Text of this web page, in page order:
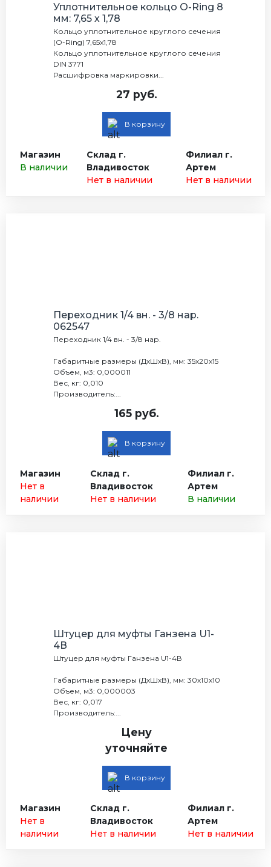
Уплотнительное кольцо O-Ring 8
мм: 7,65 х 1,78
Кольцо уплотнительное круглого сечения
(O-Ring) 7,65x1,78
Кольцо уплотнительное круглого сечения
DIN 3771
Расшифровка маркировки...
27 руб.
В корзину
Магазин
В наличии
Склад г.
Владивосток
Нет в наличии
Филиал г.
Артем
Нет в наличии
Переходник 1/4 вн. - 3/8 нар.
062547
Переходник 1/4 вн. - 3/8 нар.
Габаритные размеры (ДхШхВ), мм: 35х20х15
Объем, м3: 0,000011
Вес, кг: 0,010
Производитель:...
165 руб.
В корзину
Магазин
Нет в
наличии
Склад г.
Владивосток
Нет в наличии
Филиал г.
Артем
В наличии
Штуцер для муфты Ганзена U1-
4В
Штуцер для муфты Ганзена U1-4В
Габаритные размеры (ДхШхВ), мм: 30х10х10
Объем, м3: 0,000003
Вес, кг: 0,017
Производитель:...
Цену
уточняйте
В корзину
Магазин
Нет в
наличии
Склад г.
Владивосток
Нет в наличии
Филиал г.
Артем
Нет в наличии